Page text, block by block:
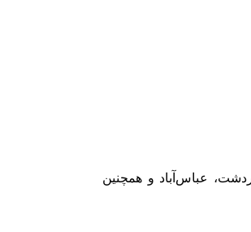
عباس‌آباد و همچنین